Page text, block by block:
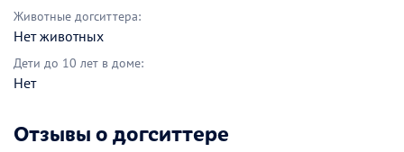
Животные догситтера:
Нет животных
Дети до 10 лет в доме:
Нет
Отзывы о догситтере